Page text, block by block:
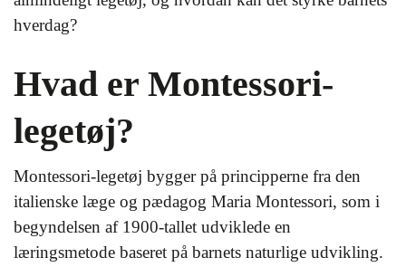
hverdag?
Hvad er Montessori-
legetøj?
Montessori-legetøj bygger på principperne fra den
italienske læge og pædagog Maria Montessori, som i
begyndelsen af 1900-tallet udviklede en
læringsmetode baseret på barnets naturlige udvikling.